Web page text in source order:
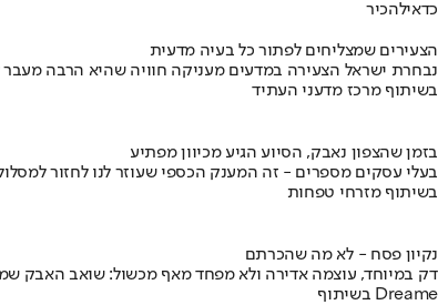
כדאילהכיר
הצעירים שמצליחים לפתור כל בעיה מדעית
נבחרת ישראל הצעירה במדעים מעניקה חוויה שהיא הרבה מעבר
בשיתוף מרכז מדעני העתיד
בזמן שהצפון נאבק, הסיוע הגיע מכיוון מפתיע
בעלי עסקים מספרים - זה המענק הכספי שעוזר לנו לחזור
בשיתוף מזרחי טפחות
נקיון פסח - לא מה שהכרתם
דק במיוחד, עוצמה אדירה ולא מפחד מאף מכשול: שואב האבק
בשיתוף Dreame